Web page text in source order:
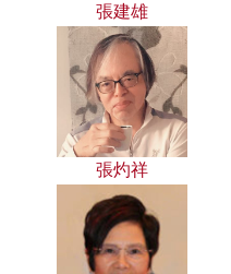
張建雄
張灼祥